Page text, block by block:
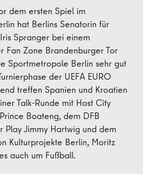
dem ersten Spiel im
hat Berlins Senatorin für
Spranger bei einem
Fan Zone Brandenburger Tor
Sportmetropole Berlin sehr gut
der UEFA EURO
treffen Spanien und Kroatien
Talk-Runde mit Host City
Boateng, dem DFB
Play Jimmy Hartwig und dem
Kulturprojekte Berlin, Moritz
auch um Fußball.